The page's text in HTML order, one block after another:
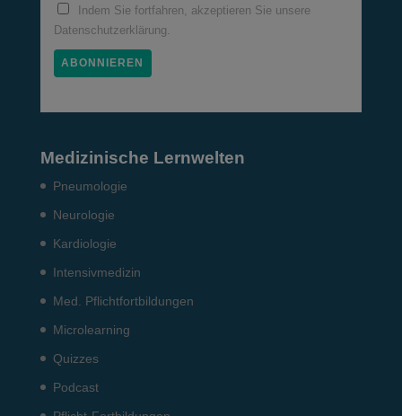
Indem Sie fortfahren, akzeptieren Sie unsere
Datenschutzerklärung.
Medizinische Lernwelten
Pneumo­logie
Neurologie
Kardiologie
Intensiv­medizin
Med. Pflichtfort­bildun­gen
Microlearning
Quizzes
Podcast